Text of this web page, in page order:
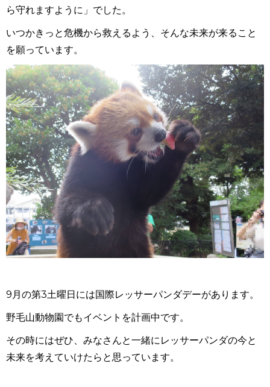
ら守れますように」でした。
いつかきっと危機から救えるよう、そんな未来が来ること
を願っています。
9月の第3土曜日には国際レッサーパンダデーがあります。
野毛山動物園でもイベントを計画中です。
その時にはぜひ、みなさんと一緒にレッサーパンダの今と
未来を考えていけたらと思っています。